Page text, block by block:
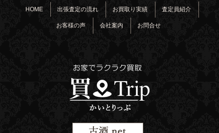
HOME 出張査定の流れ お買取り実績 査定員紹介
お客様の声 会社案内 お問合せ